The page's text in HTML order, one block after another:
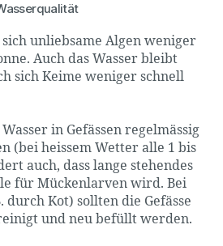
unliebsame Algen weniger
Auch das Wasser bleibt
sich Keime weniger schnell
in Gefässen regelmässig
(bei heissem Wetter alle 1 bis
auch, dass lange stehendes
für Mückenlarven wird. Bei
durch Kot) sollten die Gefässe
und neu befüllt werden.